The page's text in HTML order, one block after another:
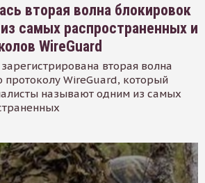
вторая волна блокировок
самых распространенных и
WireGuard
вторая волна
протоколу WireGuard, который
называют одним из самых